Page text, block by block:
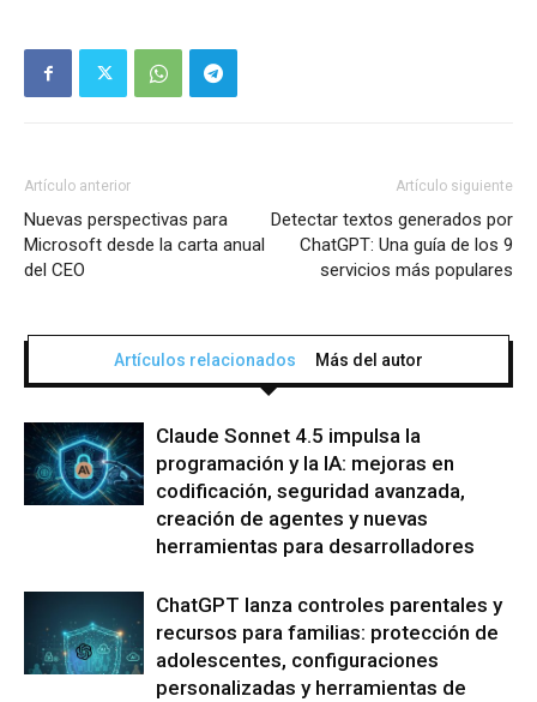
Artículo anterior
Nuevas perspectivas para
Microsoft desde la carta anual
del CEO
Artículo siguiente
Detectar textos generados por
ChatGPT: Una guía de los 9
servicios más populares
Artículos relacionados Más del autor
Claude Sonnet 4.5 impulsa la
programación y la IA: mejoras en
codificación, seguridad avanzada,
creación de agentes y nuevas
herramientas para desarrolladores
ChatGPT lanza controles parentales y
recursos para familias: protección de
adolescentes, configuraciones
personalizadas y herramientas de